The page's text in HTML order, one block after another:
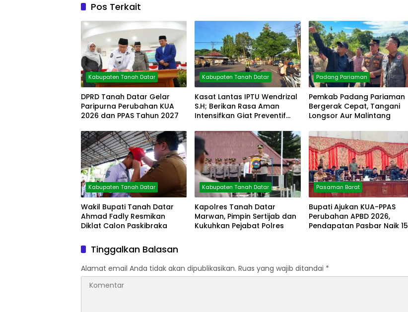
Pos Terkait
Kabupaten Tanah Datar
DPRD Tanah Datar Gelar
Paripurna Perubahan KUA
2026 dan PPAS Tahun 2027
Kabupaten Tanah Datar
Kasat Lantas IPTU Wendrizal
S.H; Berikan Rasa Aman
Intensifkan Giat Preventif
Padang Pariaman
Pemkab Padang Pariaman
Bergerak Cepat, Tangani
Longsor Aur Malintang
Kabupaten Tanah Datar
Wakil Bupati Tanah Datar
Ahmad Fadly Resmikan
Diklat Calon Paskibraka
Kabupaten Tanah Datar
Kapolres Tanah Datar
Marwan, Pimpin Sertijab dan
Kukuhkan Pejabat Polres
Pasaman Barat
Bupati Ajukan KUA-PPAS
Perubahan APBD 2026,
Pendapatan Pasbar Naik 15
Tinggalkan Balasan
Alamat email Anda tidak akan dipublikasikan. Ruas yang wajib ditandai *